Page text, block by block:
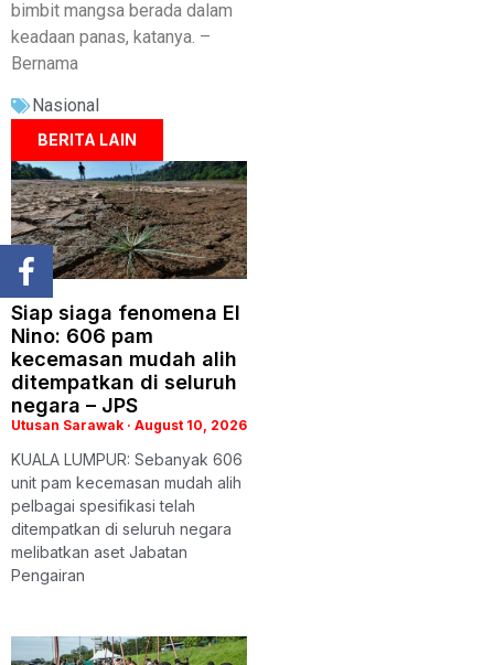
bimbit mangsa berada dalam
keadaan panas, katanya. –
Bernama
Nasional
BERITA LAIN
Siap siaga fenomena El
Nino: 606 pam
kecemasan mudah alih
ditempatkan di seluruh
negara – JPS
Utusan Sarawak August 10, 2026
KUALA LUMPUR: Sebanyak 606
unit pam kecemasan mudah alih
pelbagai spesifikasi telah
ditempatkan di seluruh negara
melibatkan aset Jabatan
Pengairan